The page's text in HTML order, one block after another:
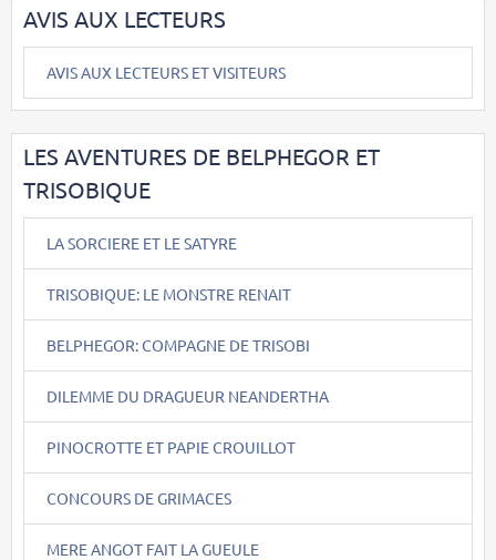
AVIS AUX LECTEURS
AVIS AUX LECTEURS ET VISITEURS
LES AVENTURES DE BELPHEGOR ET
TRISOBIQUE
LA SORCIERE ET LE SATYRE
TRISOBIQUE: LE MONSTRE RENAIT
BELPHEGOR: COMPAGNE DE TRISOBI
DILEMME DU DRAGUEUR NEANDERTHA
PINOCROTTE ET PAPIE CROUILLOT
CONCOURS DE GRIMACES
MERE ANGOT FAIT LA GUEULE